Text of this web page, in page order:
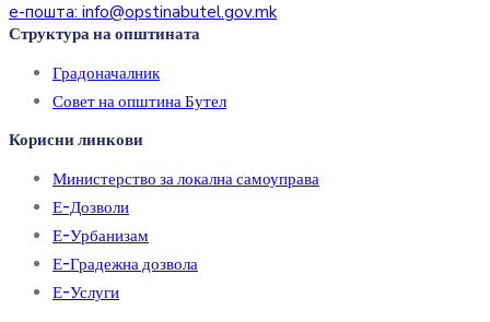
е-пошта: info@opstinabutel.gov.mk
Структура на општината
Градоначалник
Совет на општина Бутел
Корисни линкови
Министерство за локална самоуправа
Е-Дозволи
Е-Урбанизам
Е-Градежна дозвола
Е-Услуги